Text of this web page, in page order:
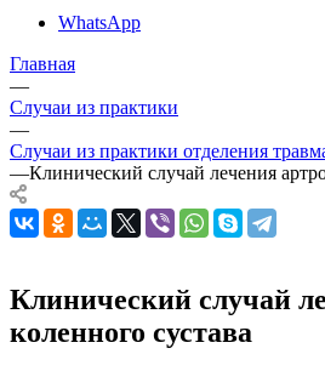
WhatsApp
Главная
—
Случаи из практики
—
Случаи из практики отделения
—Клинический случай лечения
Клинический случай
коленного сустава